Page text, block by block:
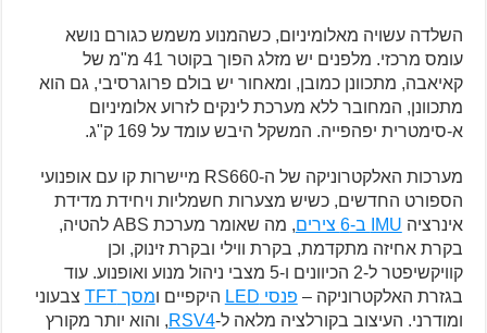
השלדה עשויה מאלומיניום, כשהמנוע משמש כגורם נושא
עומס מרכזי. מלפנים יש מזלג הפוך בקוטר 41 מ"מ של
קאיאבה, מתכוונן כמובן, ומאחור יש בולם פרוגרסיבי, גם הוא
מתכוונן, המחובר ללא מערכת לינקים לזרוע אלומיניום
א-סימטרית יפהפייה. המשקל היבש עומד על 169 ק"ג.
מערכות האלקטרוניקה של ה-RS660 מיישרות קו עם אופנועי
הספורט החדשים, כשיש מצערות חשמליות ויחידת מדידת
אינרציה IMU ב-6 צירים
, מה שאומר מערכת ABS להטיה,
בקרת אחיזה מתקדמת, בקרת ווילי ובקרת זינוק, וכן
קוויקשיפטר ל-2 הכיוונים ו-5 מצבי ניהול מנוע ואופנוע. עוד
בגזרת האלקטרוניקה – פנסי LED היקפיים ומסך TFT
צבעוני
ומודרני. העיצוב בקורלציה מלאה ל-RSV4, והוא יותר מקורץ